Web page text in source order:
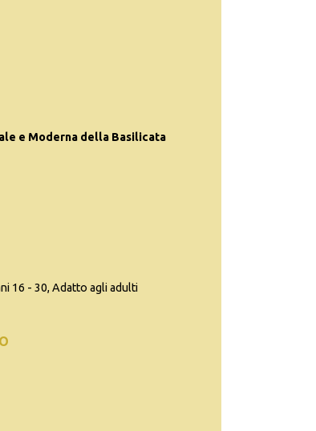
e Moderna della Basilicata
16 - 30, Adatto agli adulti